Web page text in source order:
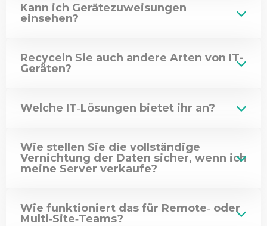
Kann ich Gerätezuweisungen
einsehen?
Recyceln Sie auch andere Arten von IT-
Geräten?
Welche IT‑Lösungen bietet ihr an?
Wie stellen Sie die vollständige
Vernichtung der Daten sicher, wenn ich
meine Server verkaufe?
Wie funktioniert das für Remote‑ oder
Multi‑Site‑Teams?